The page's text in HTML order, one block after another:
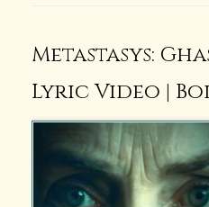
Metastasys:
Lyric Video |